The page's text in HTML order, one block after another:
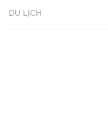
DU LỊCH